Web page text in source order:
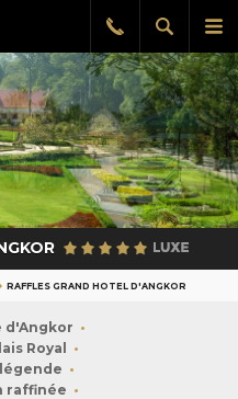
le
Afficher
la
Rappel
gratuit
RAFFLES GRAND HOTEL D'ANGKOR
d'Angkor
Royal
raffinée